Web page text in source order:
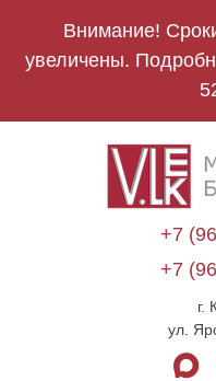
Внимание!
увеличены.
+7
+7
г.
ул.
max